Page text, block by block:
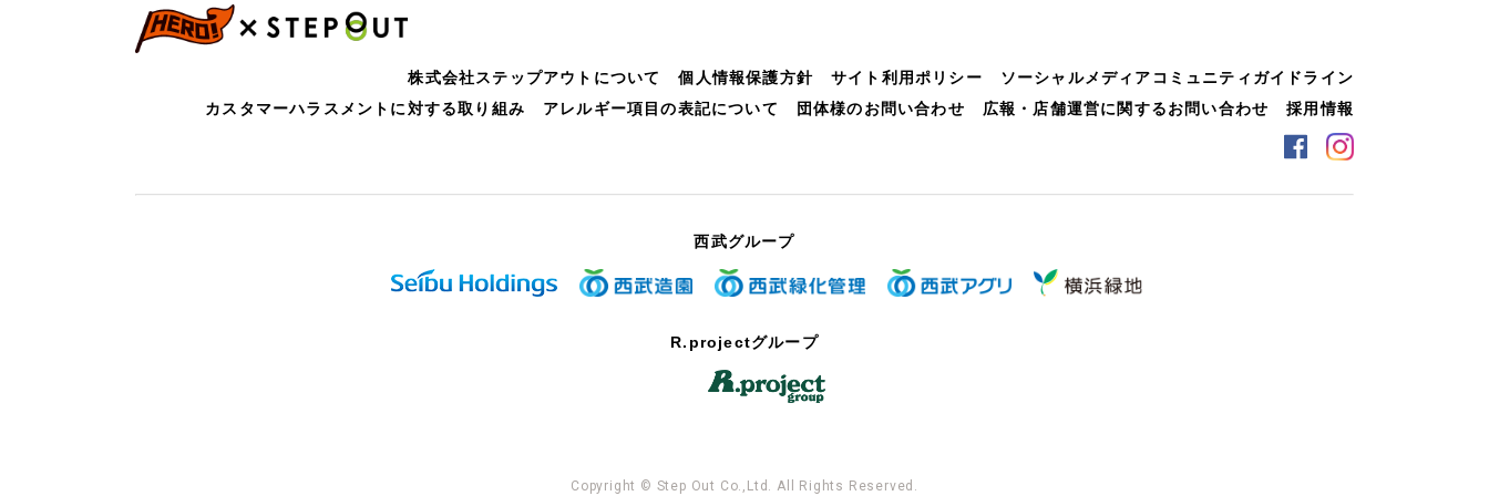
株式会社ステップアウトについて 個人情報保護方針 サイト利用ポリシー
ソーシャルメディアコミュニティガイドライン
カスタマーハラスメントに対する取り組み
アレルギー項目の表記について 団体様のお問い合わせ 広報・店舗運営に関するお問い合わせ 採用情報
西武グループ
R.projectグループ
Copyright © Step Out Co.,Ltd. All Rights Reserved.